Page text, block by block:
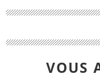
VOUS